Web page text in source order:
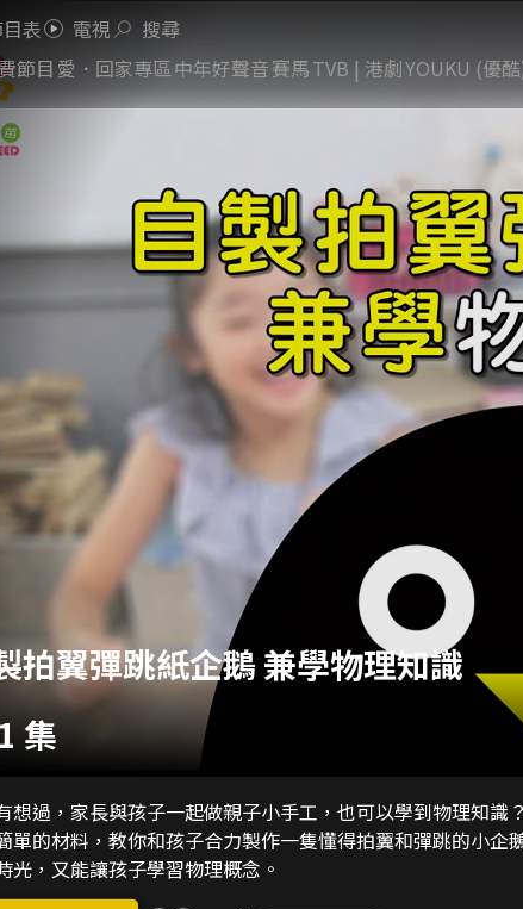
表 電視 搜尋
節目 愛．回家專區中年好聲音賽馬TVB | 港劇YOUKU (優
拍翼彈跳紙企鵝 兼學物理知識
集
想過，家長與孩子一起做親子小手工，也可以學到物理知識
單的材料，教你和孩子合力製作一隻懂得拍翼和彈跳的小企
光，又能讓孩子學習物理概念。